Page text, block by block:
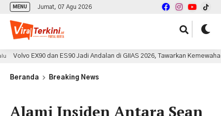
MENU Jumat, 07 Agu 2026
dan ES90 Jadi Andalan di GIIAS 2026, Tawarkan Kemewahan
Beranda Breaking News
Alami Insiden Antara Sean